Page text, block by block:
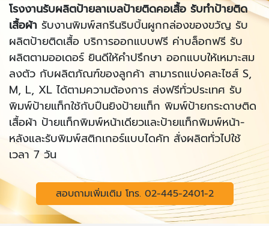
โรงงานรับผลิตป้ายลาเบลป้ายติดคอเสื้อ รับทำป้ายติด
เสื้อผ้า รับงานพิมพ์สกรีนริบบิ้นผูกกล่องของขวัญ รับ
ผลิตป้ายติดเสื้อ บริการออกแบบฟรี ค่าบล็อกฟรี รับ
ผลิตตามออเดอร์ ยินดีให้คำปรึกษา ออกแบบให้เหมาะสม
ลงตัว กับผลิตภัณฑ์ของลูกค้า สามารถแบ่งคละไซส์ S,
M, L, XL ได้ตามความต้องการ ส่งฟรีทั่วประเทศ รับ
พิมพ์ป้ายแท็กใช้กับปืนยิงป้ายแท็ก พิมพ์ป้ายกระดาษติด
เสื้อผ้า ป้ายแท็กพิมพ์หน้าเดียวและป้ายแท็กพิมพ์หน้า-
หลังและรับพิมพ์สติกเกอร์แบบไดคัท สั่งผลิตทั่วไปใช้
เวลา 7 วัน
สอบถามเพิ่มเติม โทร. 02-445-2401-2